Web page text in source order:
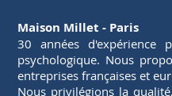
Maison Millet - Paris
30 années d'expérience
psychologique. Nous
entreprises françaises et
Nous privilégions la